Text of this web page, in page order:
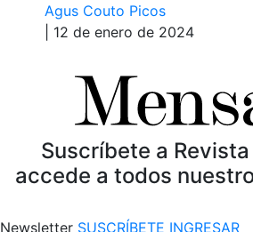
Agus Couto Picos
| 12 de enero de 2024
Suscríbete a
accede a todos
Newsletter SUSCRÍBETE INGRESAR